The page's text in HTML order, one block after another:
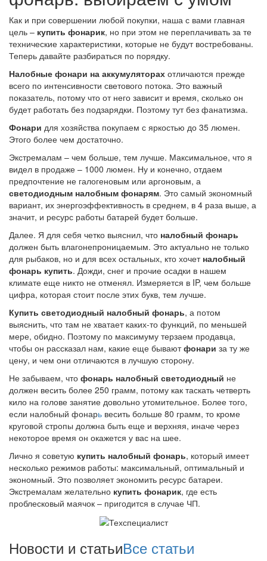
Как и при совершении любой покупки, наша с вами главная
цель – купить фонарик, но при этом не переплачивать за те
технические характеристики, которые не будут востребованы.
Теперь давайте разбираться по порядку.
Налобные фонари на аккумуляторах отличаются прежде
всего по интенсивности светового потока. Это важный
показатель, потому что от него зависит и время, сколько он
будет работать без подзарядки. Поэтому тут без фанатизма.
Фонари для хозяйства покупаем с яркостью до 35 люмен.
Этого более чем достаточно.
Экстремалам – чем больше, тем лучше. Максимальное, что я
видел в продаже – 1000 люмен. Ну и конечно, отдаем
предпочтение не галогеновым или аргоновым, а
светодиодным налобным фонарям. Это самый экономный
вариант, их энергоэффективность в среднем, в 4 раза выше, а
значит, и ресурс работы батарей будет больше.
Далее. Я для себя четко выяснил, что налобный фонарь
должен быть влагонепроницаемым. Это актуально не только
для рыбаков, но и для всех остальных, кто хочет налобный
фонарь купить. Дожди, снег и прочие осадки в нашем
климате еще никто не отменял. Измеряется в IP, чем больше
цифра, которая стоит после этих букв, тем лучше.
Купить светодиодный налобный фонарь, а потом
выяснить, что там не хватает каких-то функций, по меньшей
мере, обидно. Поэтому по максимуму терзаем продавца,
чтобы он рассказал нам, какие еще бываютфонари за ту же
цену, и чем они отличаются в лучшую сторону.
Не забываем, что фонарь налобный светодиодный не
должен весить более 250 грамм, потому как таскать четверть
кило на голове занятие довольно утомительное. Более того,
если налобный фонарь весить больше 80 грамм, то кроме
круговой стропы должна быть еще и верхняя, иначе через
некоторое время он окажется у вас на шее.
Лично я советую купить налобный фонарь, который имеет
несколько режимов работы: максимальный, оптимальный и
экономный. Это позволяет экономить ресурс батареи.
Экстремалам желательно купить фонарик, где есть
проблесковый маячок – пригодится в случае ЧП.
Новости и статьиВсе статьи